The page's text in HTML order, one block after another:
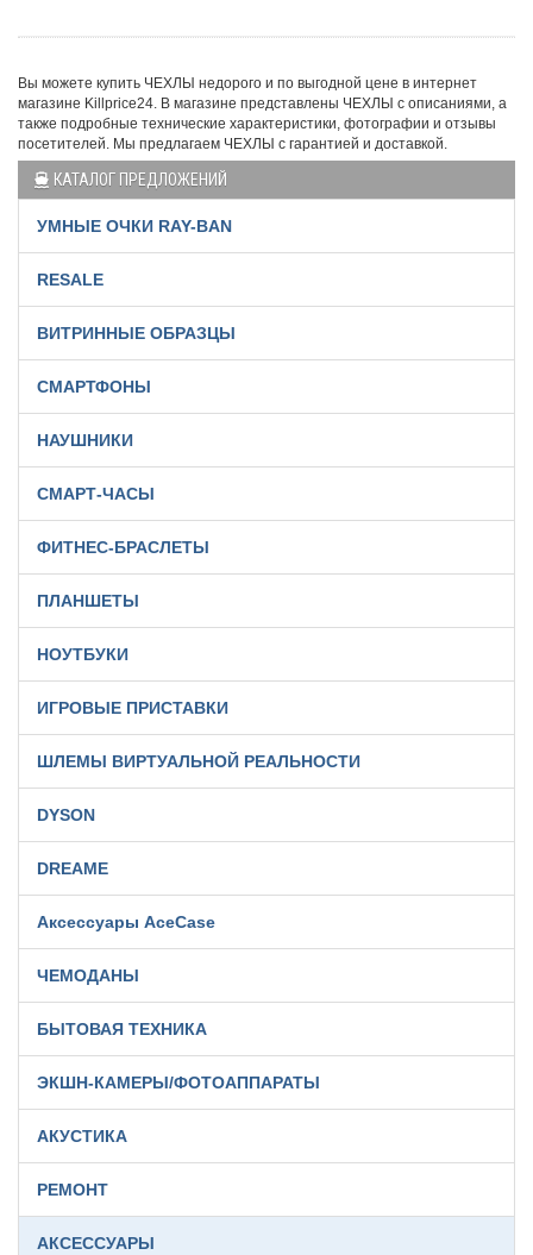
Вы можете купить ЧЕХЛЫ недорого и по выгодной цене в интернет
магазине Killprice24. В магазине представлены ЧЕХЛЫ с описаниями, а
также подробные технические характеристики, фотографии и отзывы
посетителей. Мы предлагаем ЧЕХЛЫ с гарантией и доставкой.
КАТАЛОГ ПРЕДЛОЖЕНИЙ
УМНЫЕ ОЧКИ RAY-BAN
RESALE
ВИТРИННЫЕ ОБРАЗЦЫ
СМАРТФОНЫ
НАУШНИКИ
СМАРТ-ЧАСЫ
ФИТНЕС-БРАСЛЕТЫ
ПЛАНШЕТЫ
НОУТБУКИ
ИГРОВЫЕ ПРИСТАВКИ
ШЛЕМЫ ВИРТУАЛЬНОЙ РЕАЛЬНОСТИ
DYSON
DREAME
Аксессуары AceCase
ЧЕМОДАНЫ
БЫТОВАЯ ТЕХНИКА
ЭКШН-КАМЕРЫ/ФОТОАППАРАТЫ
АКУСТИКА
РЕМОНТ
АКСЕССУАРЫ